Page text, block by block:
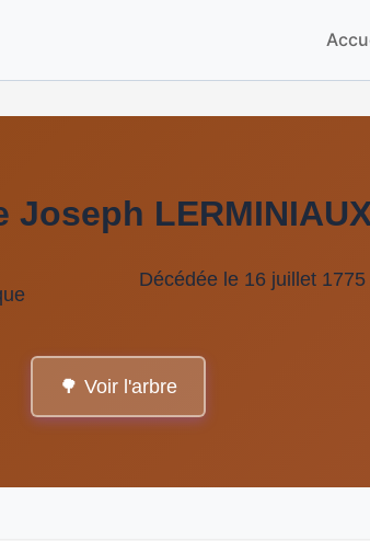
Joseph LERMINIAUX
Décédée le 16 juillet
🌳 Voir l'arbre